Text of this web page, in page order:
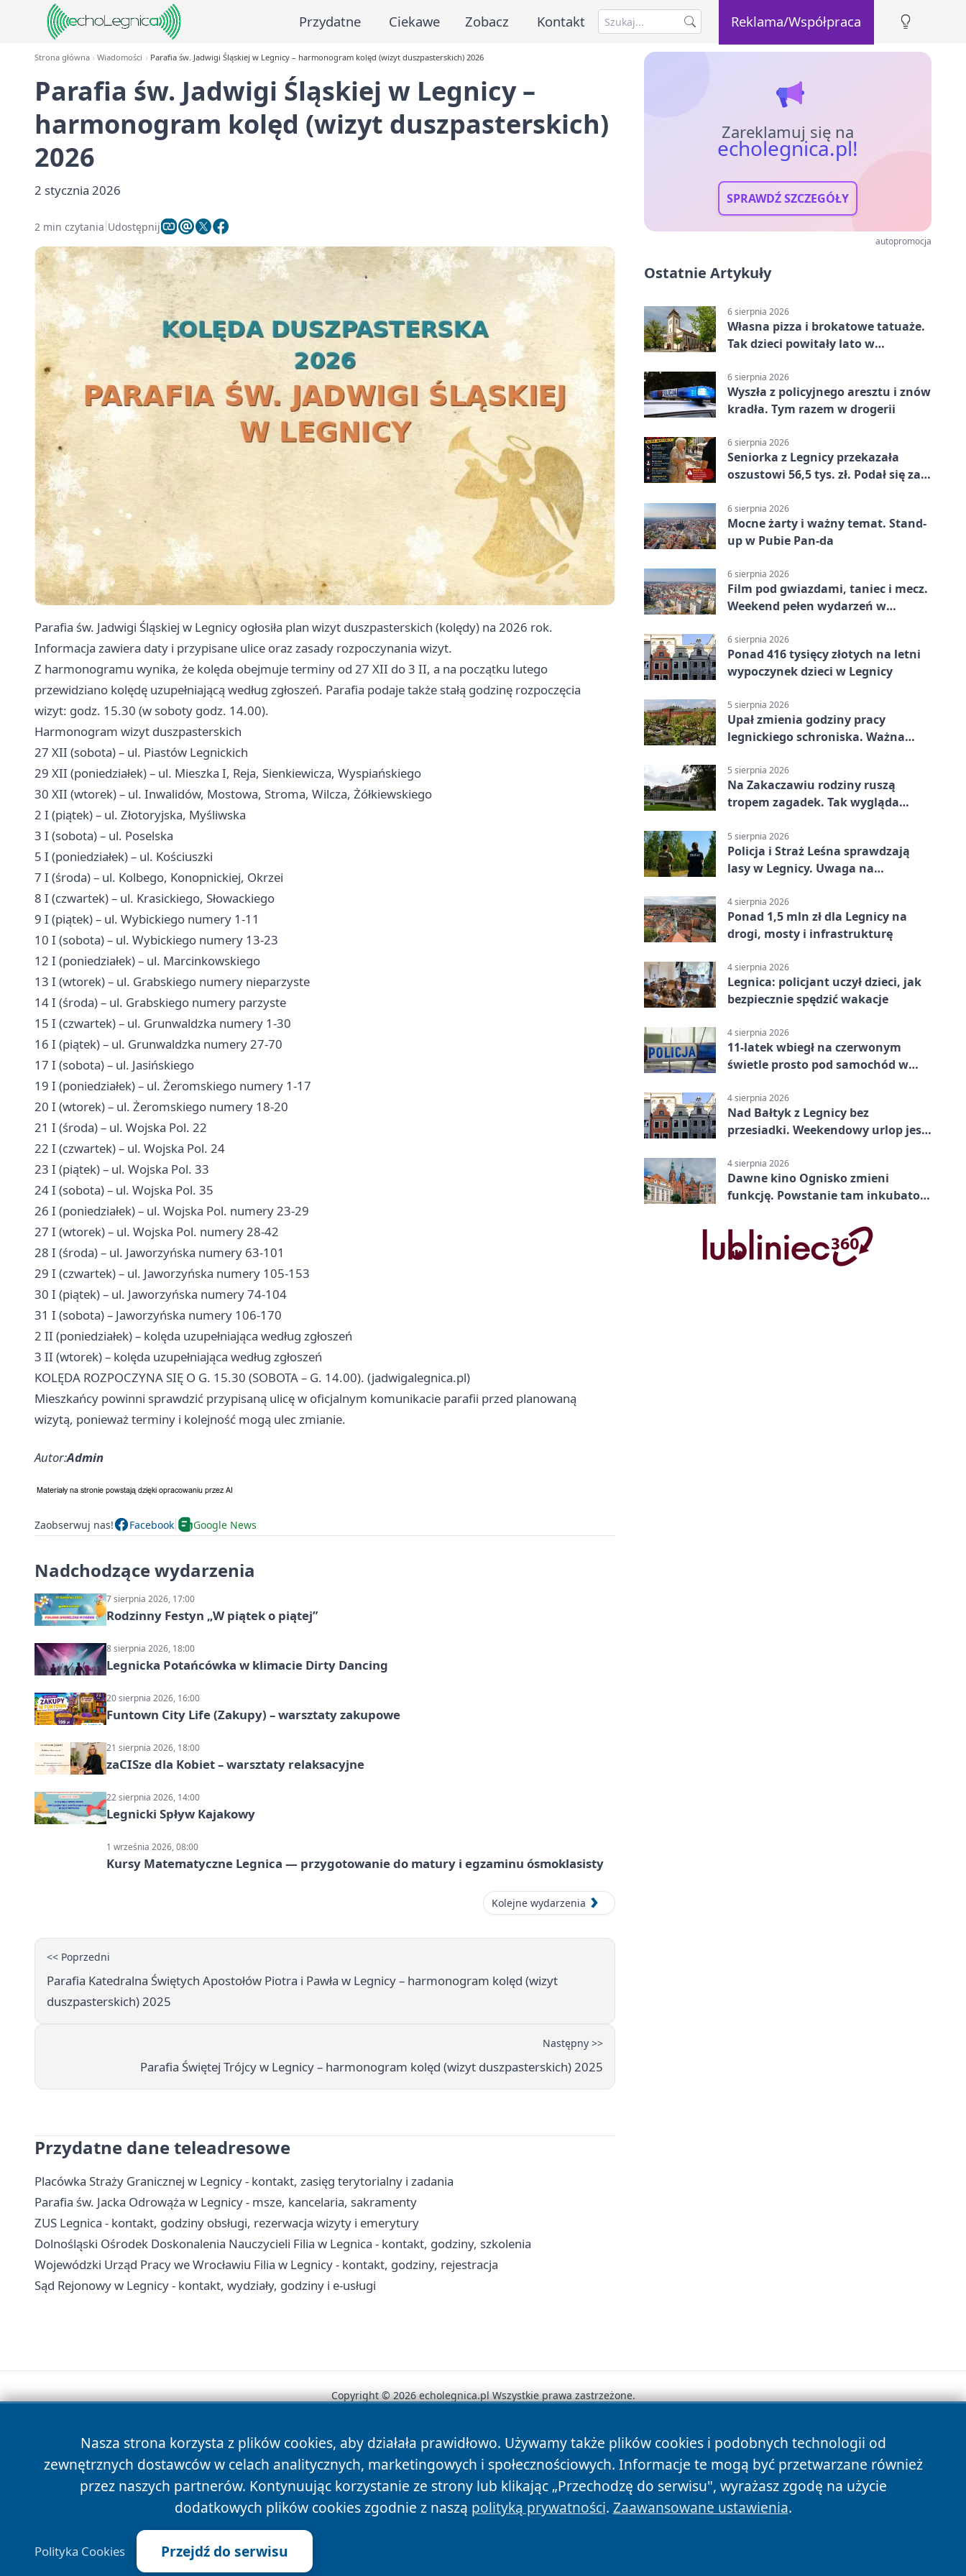
Przydatne Ciekawe Zobacz Kontakt Reklama/Współpraca
Strona główna Wiadomości Parafia św. Jadwigi Śląskiej w Legnicy – harmonogram kolęd (wizyt duszpasterskich) 2026
Parafia św. Jadwigi Śląskiej w Legnicy –
harmonogram kolęd (wizyt duszpasterskich)
2026
2 stycznia 2026
2 min czytania Udostępnij
Parafia św. Jadwigi Śląskiej w Legnicy ogłosiła plan wizyt duszpasterskich (kolędy) na 2026 rok.
Informacja zawiera daty i przypisane ulice oraz zasady rozpoczynania wizyt.
Z harmonogramu wynika, że kolęda obejmuje terminy od 27 XII do 3 II, a na początku lutego
przewidziano kolędę uzupełniającą według zgłoszeń. Parafia podaje także stałą godzinę rozpoczęcia
wizyt: godz. 15.30 (w soboty godz. 14.00).
Harmonogram wizyt duszpasterskich
27 XII (sobota) – ul. Piastów Legnickich
29 XII (poniedziałek) – ul. Mieszka I, Reja, Sienkiewicza, Wyspiańskiego
30 XII (wtorek) – ul. Inwalidów, Mostowa, Stroma, Wilcza, Żółkiewskiego
2 I (piątek) – ul. Złotoryjska, Myśliwska
3 I (sobota) – ul. Poselska
5 I (poniedziałek) – ul. Kościuszki
7 I (środa) – ul. Kolbego, Konopnickiej, Okrzei
8 I (czwartek) – ul. Krasickiego, Słowackiego
9 I (piątek) – ul. Wybickiego numery 1-11
10 I (sobota) – ul. Wybickiego numery 13-23
12 I (poniedziałek) – ul. Marcinkowskiego
13 I (wtorek) – ul. Grabskiego numery nieparzyste
14 I (środa) – ul. Grabskiego numery parzyste
15 I (czwartek) – ul. Grunwaldzka numery 1-30
16 I (piątek) – ul. Grunwaldzka numery 27-70
17 I (sobota) – ul. Jasińskiego
19 I (poniedziałek) – ul. Żeromskiego numery 1-17
20 I (wtorek) – ul. Żeromskiego numery 18-20
21 I (środa) – ul. Wojska Pol. 22
22 I (czwartek) – ul. Wojska Pol. 24
23 I (piątek) – ul. Wojska Pol. 33
24 I (sobota) – ul. Wojska Pol. 35
26 I (poniedziałek) – ul. Wojska Pol. numery 23-29
27 I (wtorek) – ul. Wojska Pol. numery 28-42
28 I (środa) – ul. Jaworzyńska numery 63-101
29 I (czwartek) – ul. Jaworzyńska numery 105-153
30 I (piątek) – ul. Jaworzyńska numery 74-104
31 I (sobota) – Jaworzyńska numery 106-170
2 II (poniedziałek) – kolęda uzupełniająca według zgłoszeń
3 II (wtorek) – kolęda uzupełniająca według zgłoszeń
KOLĘDA ROZPOCZYNA SIĘ O G. 15.30 (SOBOTA – G. 14.00). (jadwigalegnica.pl)
Mieszkańcy powinni sprawdzić przypisaną ulicę w oficjalnym komunikacie parafii przed planowaną
wizytą, ponieważ terminy i kolejność mogą ulec zmianie.
Autor:Admin
Zaobserwuj nas! Facebook Google News
Nadchodzące wydarzenia
7 sierpnia 2026, 17:00
Rodzinny Festyn „W piątek o piątej”
8 sierpnia 2026, 18:00
Legnicka Potańcówka w klimacie Dirty Dancing
20 sierpnia 2026, 16:00
Funtown City Life (Zakupy) – warsztaty zakupowe
21 sierpnia 2026, 18:00
zaCISze dla Kobiet – warsztaty relaksacyjne
22 sierpnia 2026, 14:00
Legnicki Spływ Kajakowy
1 września 2026, 08:00
Kursy Matematyczne Legnica — przygotowanie do matury i egzaminu ósmoklasisty
Kolejne wydarzenia
<< Poprzedni
Parafia Katedralna Świętych Apostołów Piotra i Pawła w Legnicy – harmonogram kolęd (wizyt
duszpasterskich) 2025
Następny >>
Parafia Świętej Trójcy w Legnicy – harmonogram kolęd (wizyt duszpasterskich) 2025
Przydatne dane teleadresowe
Placówka Straży Granicznej w Legnicy - kontakt, zasięg terytorialny i zadania
Parafia św. Jacka Odrowąża w Legnicy - msze, kancelaria, sakramenty
ZUS Legnica - kontakt, godziny obsługi, rezerwacja wizyty i emerytury
Dolnośląski Ośrodek Doskonalenia Nauczycieli Filia w Legnica - kontakt, godziny, szkolenia
Wojewódzki Urząd Pracy we Wrocławiu Filia w Legnicy - kontakt, godziny, rejestracja
Sąd Rejonowy w Legnicy - kontakt, wydziały, godziny i e-usługi
Zareklamuj się na
echolegnica.pl!
SPRAWDŹ SZCZEGÓŁY
autopromocja
Ostatnie Artykuły
6 sierpnia 2026
Własna pizza i brokatowe tatuaże.
Tak dzieci powitały lato w
6 sierpnia 2026
Wyszła z policyjnego aresztu i znów
kradła. Tym razem w drogerii
6 sierpnia 2026
Seniorka z Legnicy przekazała
oszustowi 56,5 tys. zł. Podał się za
6 sierpnia 2026
Mocne żarty i ważny temat. Stand-
up w Pubie Pan-da
6 sierpnia 2026
Film pod gwiazdami, taniec i mecz.
Weekend pełen wydarzeń w
6 sierpnia 2026
Ponad 416 tysięcy złotych na letni
wypoczynek dzieci w Legnicy
5 sierpnia 2026
Upał zmienia godziny pracy
legnickiego schroniska. Ważna
5 sierpnia 2026
Na Zakaczawiu rodziny ruszą
tropem zagadek. Tak wygląda
5 sierpnia 2026
Policja i Straż Leśna sprawdzają
lasy w Legnicy. Uwaga na
4 sierpnia 2026
Ponad 1,5 mln zł dla Legnicy na
drogi, mosty i infrastrukturę
4 sierpnia 2026
Legnica: policjant uczył dzieci, jak
bezpiecznie spędzić wakacje
4 sierpnia 2026
11-latek wbiegł na czerwonym
świetle prosto pod samochód w
4 sierpnia 2026
Nad Bałtyk z Legnicy bez
przesiadki. Weekendowy urlop jest
4 sierpnia 2026
Dawne kino Ognisko zmieni
funkcję. Powstanie tam inkubator
Nasza strona korzysta z plików cookies, aby działała prawidłowo. Używamy także plików cookies i podobnych technologii od
zewnętrznych dostawców w celach analitycznych, marketingowych i społecznościowych. Informacje te mogą być przetwarzane również
przez naszych partnerów. Kontynuując korzystanie ze strony lub klikając „Przechodzę do serwisu", wyrażasz zgodę na użycie
dodatkowych plików cookies zgodnie z naszą polityką prywatności. Zaawansowane ustawienia.
Polityka Cookies Przejdź do serwisu
Copyright © 2026 echolegnica.pl Wszystkie prawa zastrzeżone.
News Autorzy Polityka Prywatności Polityka Cookies